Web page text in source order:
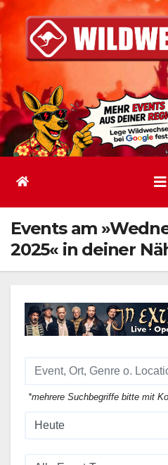
Inhalt
springen
Events am
2025« in deiner
*mehrere Suchbegriffe bitte mit